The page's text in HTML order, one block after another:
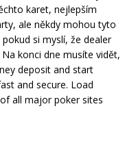
karet, nejlepším
ale někdy mohou tyto
si myslí, že dealer
konci dne musíte vidět,
deposit and start
and secure. Load
all major poker sites